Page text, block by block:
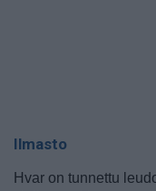
Ilmasto
Hvar on tunnettu